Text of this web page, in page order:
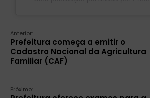
Anterior:
Prefeitura começa a emitir o
Cadastro Nacional da Agricultura
Familiar (CAF)
Próximo: